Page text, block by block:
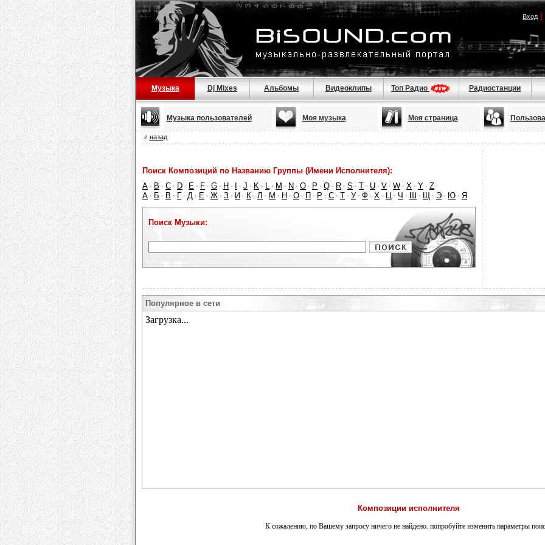
Вход|
Музыка Dj Mixes Альбомы Видеоклипы Топ Радио Радиостанции
Музыка пользователей Моя музыка Моя страница
назад
Поиск Композиций по Названию Группы (Имени Исполнителя):
A · B · C · D · E · F · G · H · · J · K · L · M · N · O · P · Q · R · S · T · U · V · W · X · Y · Z
А · Б · В · Г · Д · Е · Ж · З · И · К · Л · М · Н · О · П · Р · С · Т · У · Ф · Х · Ц · Ч · Ш · Щ · Э · Ю · Я
Поиск Музыки:
Популярное в сети
Композиции исполнителя
К сожалению, по Вашему запросу ничего не найдено. попробуйте изменить параметры